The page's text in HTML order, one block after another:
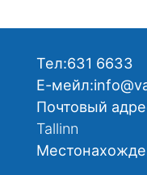
Тел:631 6633
Е-мейл:
Почтовый
Tallinn